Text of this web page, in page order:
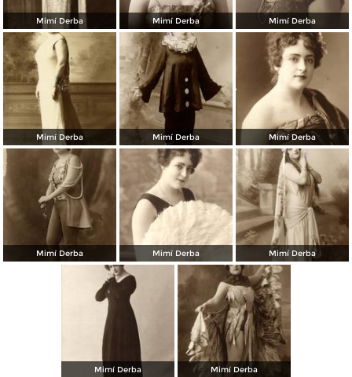
Mimí Derba Mimí Derba Mimí Derba
Mimí Derba Mimí Derba Mimí Derba
Mimí Derba Mimí Derba Mimí Derba
Mimí Derba Mimí Derba